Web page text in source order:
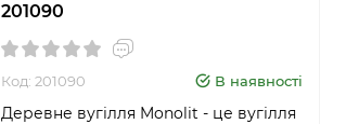
201090
Код: 201090 В наявності
Деревне вугілля Monolit - це вугілля